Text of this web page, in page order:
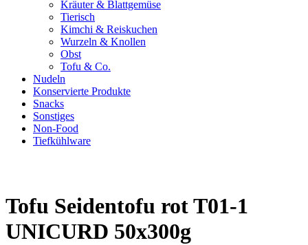
Kräuter & Blattgemüse
Tierisch
Kimchi & Reiskuchen
Wurzeln & Knollen
Obst
Tofu & Co.
Nudeln
Konservierte Produkte
Snacks
Sonstiges
Non-Food
Tiefkühlware
Tofu Seidentofu rot T01-1
UNICURD 50x300g